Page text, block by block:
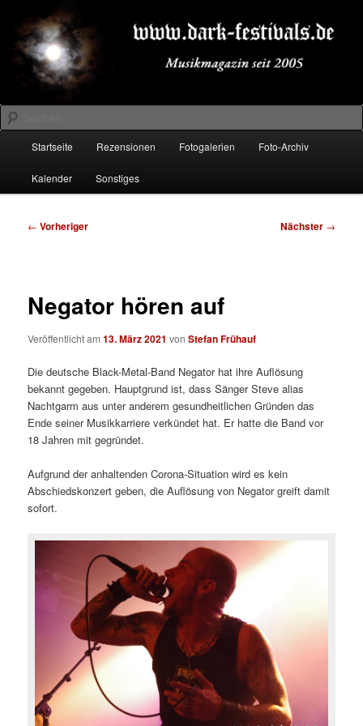
primären
Inhalt
springenDARK-FESTIVALS.DE
Suchen
Startseite Rezensionen Fotogalerien Foto-Archiv
Kalender Sonstiges
Beitragsnavigation
← Vorheriger Nächster →
Negator hören auf
Veröffentlicht am13. März 2021 vonStefan Frühauf
Die deutsche Black-Metal-Band Negator hat ihre Auflösung
bekannt gegeben. Hauptgrund ist, dass Sänger Steve alias
Nachtgarm aus unter anderem gesundheitlichen Gründen das
Ende seiner Musikkarriere verkündet hat. Er hatte die Band vor
18 Jahren mit gegründet.
Aufgrund der anhaltenden Corona-Situation wird es kein
Abschiedskonzert geben, die Auflösung von Negator greift damit
sofort.